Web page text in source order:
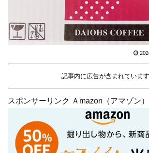
記事内に広告が含まれています
スポンサーリンク Ａmazon（アマゾン）